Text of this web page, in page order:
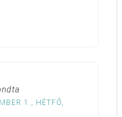
1., HÉTFŐ,